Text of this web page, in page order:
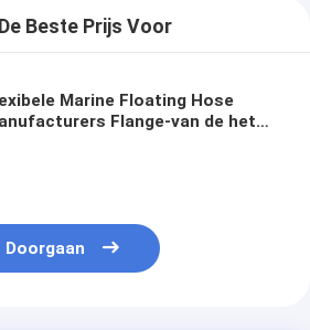
Beste Prijs Voor
Marine Floating Hose
Flange-van de het
Doorgaan